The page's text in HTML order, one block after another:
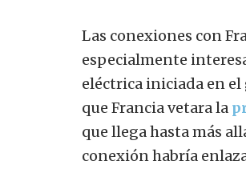
Las conexiones con
especialmente
eléctrica iniciada en el
que Francia vetara la
que llega hasta más
conexión habría